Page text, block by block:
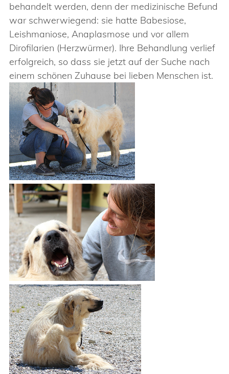
behandelt werden, denn der medizinische Befund
war schwerwiegend: sie hatte Babesiose,
Leishmaniose, Anaplasmose und vor allem
Dirofilarien (Herzwürmer). Ihre Behandlung verlief
erfolgreich, so dass sie jetzt auf der Suche nach
einem schönen Zuhause bei lieben Menschen ist.